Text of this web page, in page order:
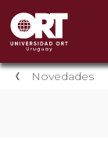
Novedades